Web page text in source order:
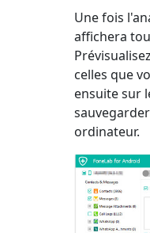
Une fois
affichera
celles que
ensuite sur
ordinateur.